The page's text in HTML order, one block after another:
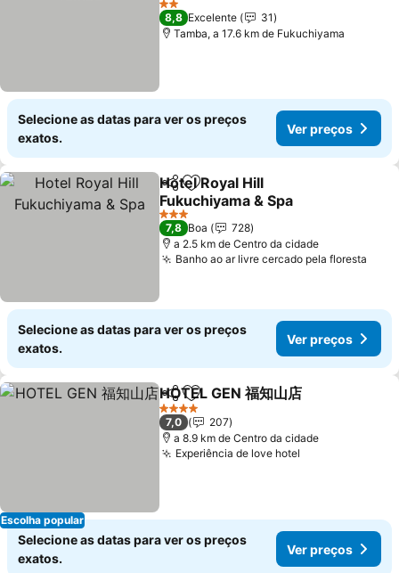
2 Estrelas
8,8 Excelente
31
Tamba, a 17.6 km de Fukuchiyama
Selecione as datas para ver os preços
exatos.
Ver preços
PartilharAdicionar aos favoritos
Hotel Royal Hill
Fukuchiyama & Spa
3 Estrelas
7,8 Boa
728
a 2.5 km de Centro da cidade
Banho ao ar livre cercado pela floresta
Selecione as datas para ver os preços
exatos.
Ver preços
Escolha popular
PartilharAdicionar aos favoritos
HOTEL GEN 福知山店
4 Estrelas
7,0
207
a 8.9 km de Centro da cidade
Experiência de love hotel
Selecione as datas para ver os preços
exatos.
Ver preços